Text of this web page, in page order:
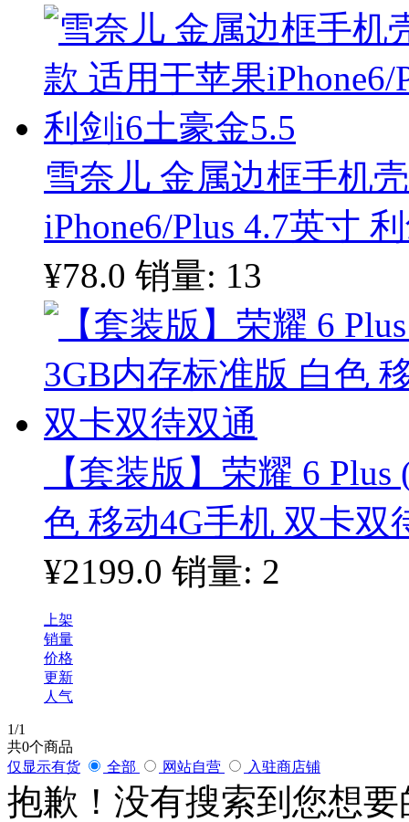
雪奈儿 金属边框手机
iPhone6/Plus 4.7英寸
¥78.0 销量: 13
【套装版】荣耀 6
色 移动4G手机 双卡双
¥2199.0 销量: 2
上架
销量
价格
更新
人气
1/1
共0个商品
仅显示有货
全部 网站自营 入驻商店铺
抱歉！没有搜索到您想